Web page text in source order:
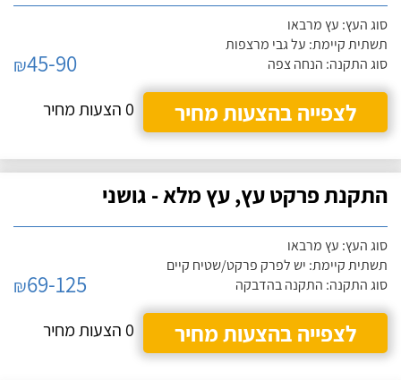
סוג העץ: עץ מרבאו
תשתית קיימת: על גבי מרצפות
סוג התקנה: הנחה צפה
₪45-90
לצפייה בהצעות מחיר
0 הצעות מחיר
התקנת פרקט עץ, עץ מלא - גושני
סוג העץ: עץ מרבאו
תשתית קיימת: יש לפרק פרקט/שטיח קיים
סוג התקנה: התקנה בהדבקה
₪69-125
לצפייה בהצעות מחיר
0 הצעות מחיר